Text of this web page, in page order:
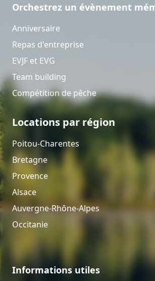
Orchestrez un évènement
Anniversaire
Repas d'entreprise
EVJF et EVG
Team building
Compétition de pêche
Locations par région
Poitou-Charentes
Bretagne
Provence
Alsace
Auvergne-Rhône-Alpes
Occitanie
Informations utiles